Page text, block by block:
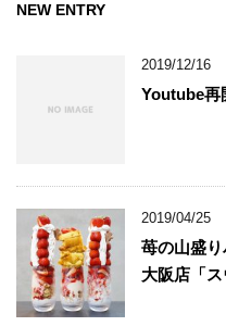
NEW ENTRY
2019/12/16
Youtube再
2019/04/25
苺の山盛
大阪店「ス